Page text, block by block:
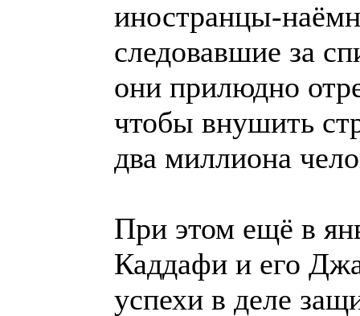
иностранцы-
следовавшие за
они прилюдно
чтобы внушить
два миллиона
При этом ещё в
Каддафи и его
успехи в деле